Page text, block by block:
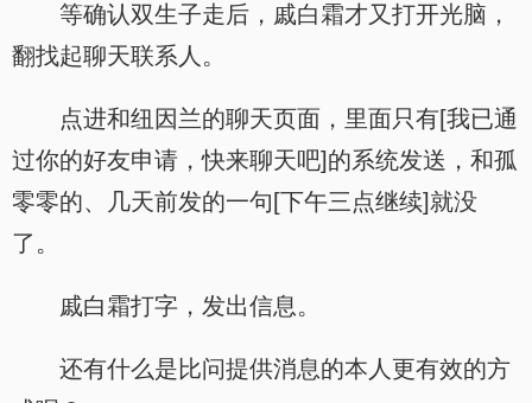
等确认双生子走后，戚白霜才又打开光脑，
翻找起聊天联系人。
点进和纽因兰的聊天页面，里面只有[我已通
过你的好友申请，快来聊天吧]的系统发送，和孤
零零的、几天前发的一句[下午三点继续]就没
了。
戚白霜打字，发出信息。
还有什么是比问提供消息的本人更有效的方